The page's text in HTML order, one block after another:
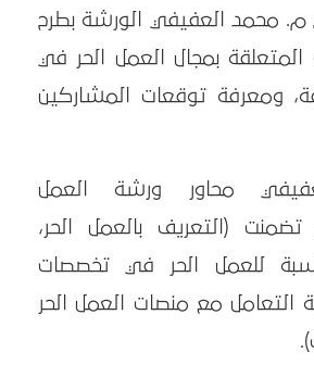
م. محمد العفيفي الورشة بطرح
بمجال العمل الحر في
ومعرفة توقعات المشاركين
محاور ورشة العمل
تضمنت (التعريف بالعمل الحر،
للعمل الحر في تخصصات
التعامل مع منصات العمل الحر